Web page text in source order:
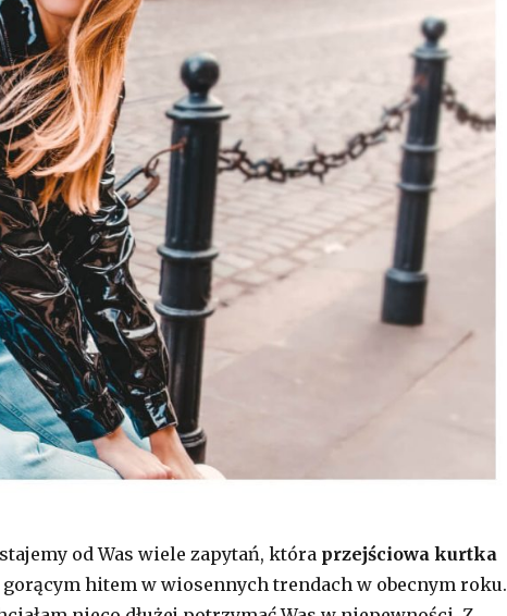
od Was wiele zapytań, która przejściowa kurtka
hitem w wiosennych trendach w obecnym roku.